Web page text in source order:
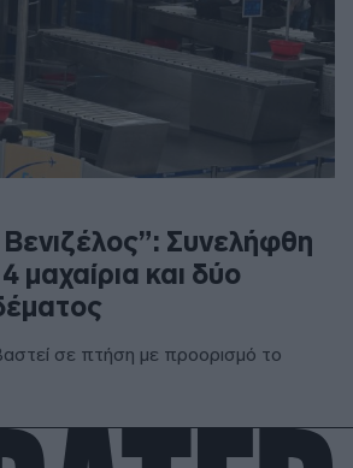
Συνελήφθη
μαχαίρια και δύο
σε πτήση με προορισμό το